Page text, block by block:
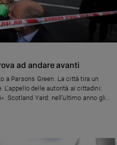
ad andare avanti
a Parsons Green. La città tira un
delle autorità ai cittadini:
Scotland Yard: nell’ultimo anno gli
per cento